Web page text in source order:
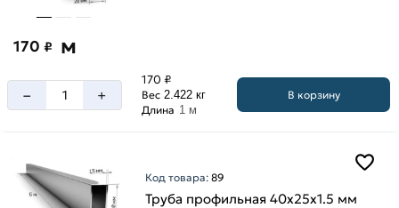
170 ₽ м
– +
170 ₽
Вес 2.422 кг
Длина 1 м
В корзину
Код товара:89
Труба профильная 40х25х1.5 мм